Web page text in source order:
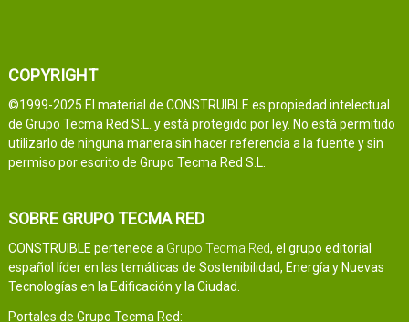
COPYRIGHT
©1999-2025 El material de CONSTRUIBLE es propiedad intelectual
de Grupo Tecma Red S.L. y está protegido por ley. No está permitido
utilizarlo de ninguna manera sin hacer referencia a la fuente y sin
permiso por escrito de Grupo Tecma Red S.L.
SOBRE GRUPO TECMA RED
CONSTRUIBLE pertenece a Grupo Tecma Red, el grupo editorial
español líder en las temáticas de Sostenibilidad, Energía y Nuevas
Tecnologías en la Edificación y la Ciudad.
Portales de Grupo Tecma Red: